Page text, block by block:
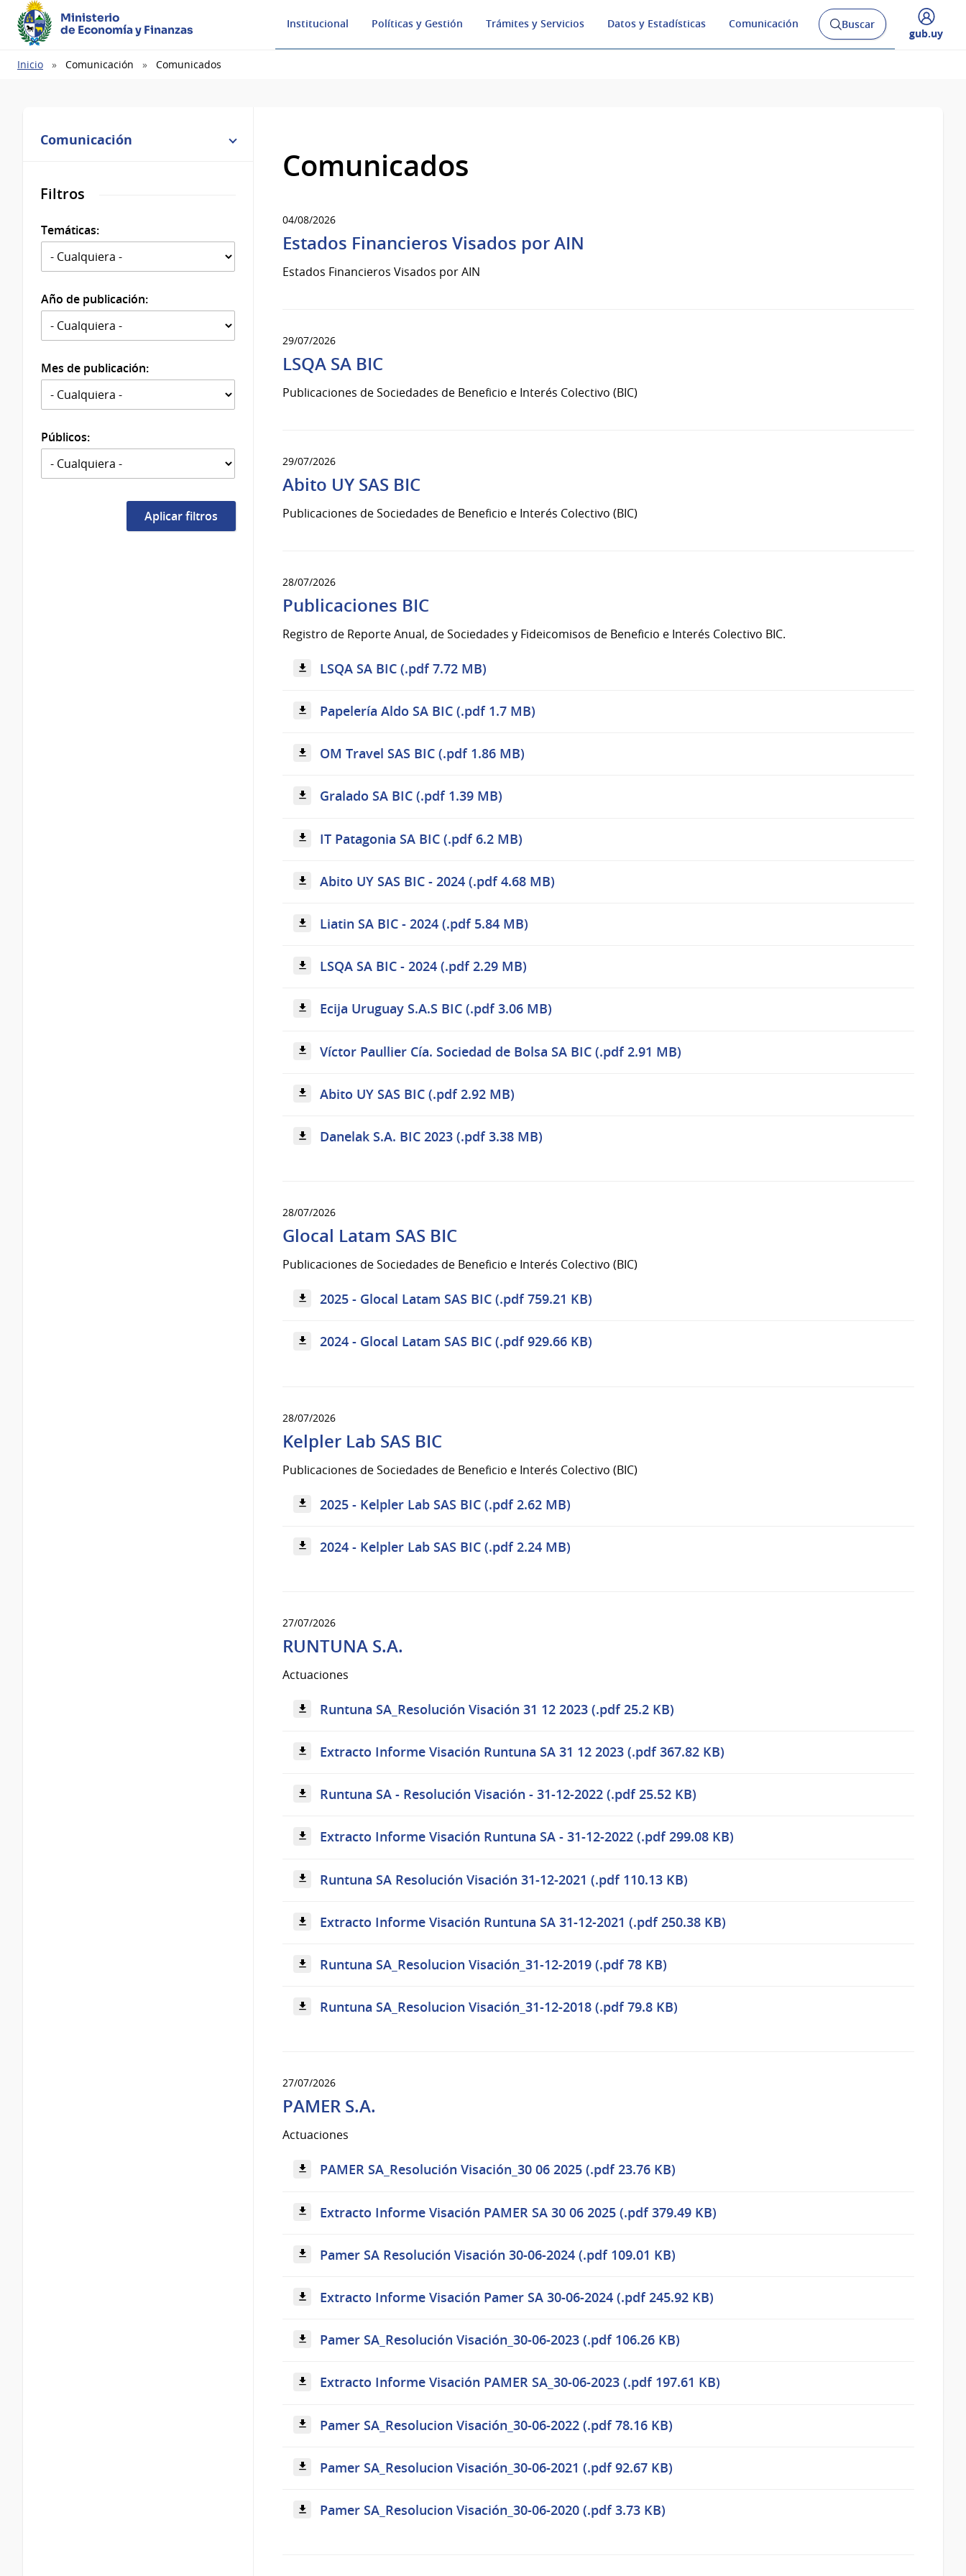
Ministerio
de Economía y Finanzas
Institucional Políticas y Gestión Trámites y Servicios Datos y Estadísticas Comunicación
Abrir
buscador
Buscar
Desplegar
gub.uy
Ruta
Inicio Comunicación Comunicados
Comunicación
Filtros
Temáticas:
Año de publicación:
Mes de publicación:
Públicos:
Comunicados
04/08/2026
Estados Financieros Visados por AIN
Estados Financieros Visados por AIN
29/07/2026
LSQA SA BIC
Publicaciones de Sociedades de Beneficio e Interés Colectivo (BIC)
29/07/2026
Abito UY SAS BIC
Publicaciones de Sociedades de Beneficio e Interés Colectivo (BIC)
28/07/2026
Publicaciones BIC
Registro de Reporte Anual, de Sociedades y Fideicomisos de Beneficio e Interés Colectivo BIC.
LSQA SA BIC (.pdf 7.72 MB)
Papelería Aldo SA BIC (.pdf 1.7 MB)
OM Travel SAS BIC (.pdf 1.86 MB)
Gralado SA BIC (.pdf 1.39 MB)
IT Patagonia SA BIC (.pdf 6.2 MB)
Abito UY SAS BIC - 2024 (.pdf 4.68 MB)
Liatin SA BIC - 2024 (.pdf 5.84 MB)
LSQA SA BIC - 2024 (.pdf 2.29 MB)
Ecija Uruguay S.A.S BIC (.pdf 3.06 MB)
Víctor Paullier Cía. Sociedad de Bolsa SA BIC (.pdf 2.91 MB)
Abito UY SAS BIC (.pdf 2.92 MB)
Danelak S.A. BIC 2023 (.pdf 3.38 MB)
28/07/2026
Glocal Latam SAS BIC
Publicaciones de Sociedades de Beneficio e Interés Colectivo (BIC)
2025 - Glocal Latam SAS BIC (.pdf 759.21 KB)
2024 - Glocal Latam SAS BIC (.pdf 929.66 KB)
28/07/2026
Kelpler Lab SAS BIC
Publicaciones de Sociedades de Beneficio e Interés Colectivo (BIC)
2025 - Kelpler Lab SAS BIC (.pdf 2.62 MB)
2024 - Kelpler Lab SAS BIC (.pdf 2.24 MB)
27/07/2026
RUNTUNA S.A.
Actuaciones
Runtuna SA_Resolución Visación 31 12 2023 (.pdf 25.2 KB)
Extracto Informe Visación Runtuna SA 31 12 2023 (.pdf 367.82 KB)
Runtuna SA - Resolución Visación - 31-12-2022 (.pdf 25.52 KB)
Extracto Informe Visación Runtuna SA - 31-12-2022 (.pdf 299.08 KB)
Runtuna SA Resolución Visación 31-12-2021 (.pdf 110.13 KB)
Extracto Informe Visación Runtuna SA 31-12-2021 (.pdf 250.38 KB)
Runtuna SA_Resolucion Visación_31-12-2019 (.pdf 78 KB)
Runtuna SA_Resolucion Visación_31-12-2018 (.pdf 79.8 KB)
27/07/2026
PAMER S.A.
Actuaciones
PAMER SA_Resolución Visación_30 06 2025 (.pdf 23.76 KB)
Extracto Informe Visación PAMER SA 30 06 2025 (.pdf 379.49 KB)
Pamer SA Resolución Visación 30-06-2024 (.pdf 109.01 KB)
Extracto Informe Visación Pamer SA 30-06-2024 (.pdf 245.92 KB)
Pamer SA_Resolución Visación_30-06-2023 (.pdf 106.26 KB)
Extracto Informe Visación PAMER SA_30-06-2023 (.pdf 197.61 KB)
Pamer SA_Resolucion Visación_30-06-2022 (.pdf 78.16 KB)
Pamer SA_Resolucion Visación_30-06-2021 (.pdf 92.67 KB)
Pamer SA_Resolucion Visación_30-06-2020 (.pdf 3.73 KB)